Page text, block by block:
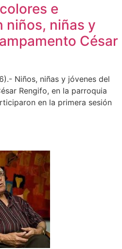
e
niños, niñas y
César
Niños, niñas y jóvenes del
Rengifo, en la parroquia
en la primera sesión